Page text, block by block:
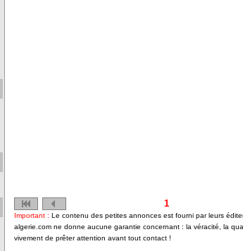
1
Important : Le contenu des petites annonces est fourni par leurs
algerie.com ne donne aucune garantie concernant : la véracité, la
vivement de prêter attention avant tout contact !